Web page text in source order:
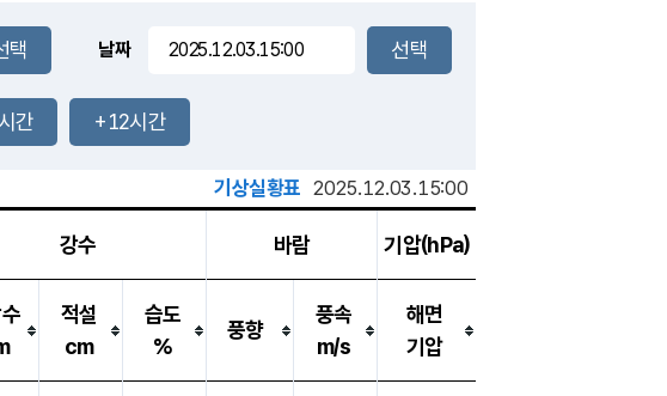
-mm
장호원
날짜
간 +12시간
기상실황표 2025.12.03.15:00
강수 바람 기압(hPa)
적설
cm
습도
%
풍향
풍속
m/s
해면
기압